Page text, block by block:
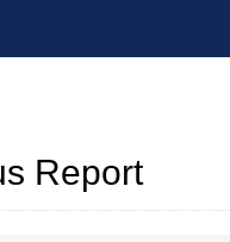
Report